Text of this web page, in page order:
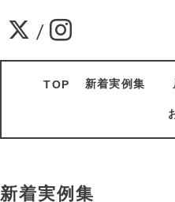
/
TOP 新着実例集
新着実例集